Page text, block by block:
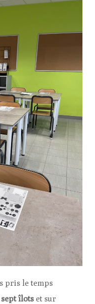
pris le temps
sept îlots et sur